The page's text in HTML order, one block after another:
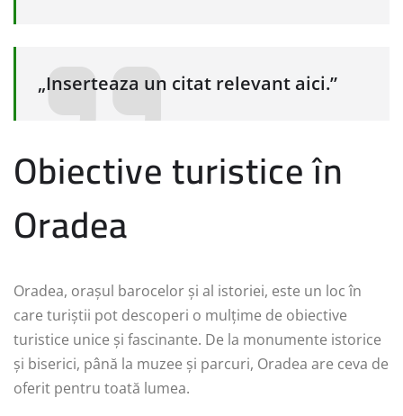
„Inserteaza un citat relevant aici.”
Obiective turistice în
Oradea
Oradea, orașul barocelor și al istoriei, este un loc în
care turiștii pot descoperi o mulțime de obiective
turistice unice și fascinante. De la monumente istorice
și biserici, până la muzee și parcuri, Oradea are ceva de
oferit pentru toată lumea.